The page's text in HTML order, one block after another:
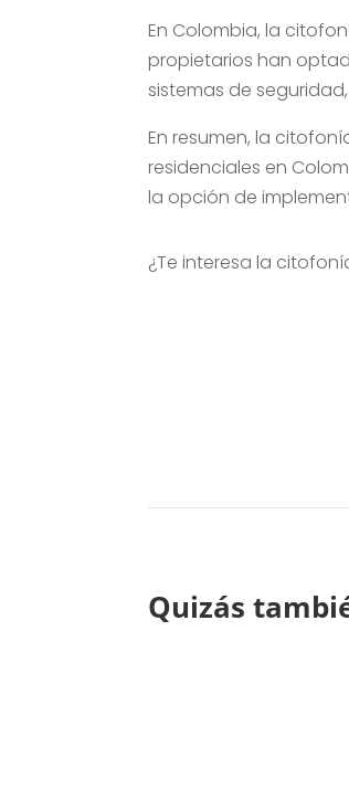
En Colombia, la
propietarios han
sistemas de
En resumen, la
residenciales en
la opción de
¿Te interesa la
Quizás